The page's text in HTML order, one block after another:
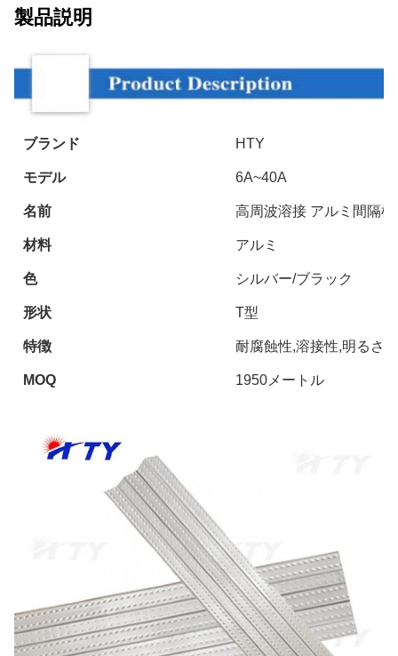
製品説明
ブランド HTY
モデル 6A~40A
名前 高周波溶接 アルミ間隔棒
材料 アルミ
色 シルバー/ブラック
形状 T型
特徴 耐腐蝕性,溶接性,明るさ
MOQ 1950メートル